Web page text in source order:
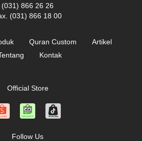
(031) 866 26 26
(031) 866 18 00
Quran Custom
Artikel
Kontak
Official Store
Follow Us